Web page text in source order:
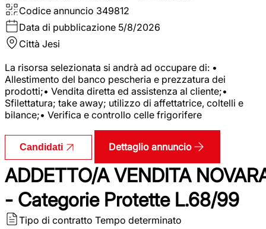
Codice annuncio 349812
Data di pubblicazione 5/8/2026
Città Jesi
La risorsa selezionata si andrà ad occupare di: •
Allestimento del banco pescheria e prezzatura dei
prodotti;• Vendita diretta ed assistenza al cliente;•
Sfilettatura; take away; utilizzo di affettatrice, coltelli e
bilance;• Verifica e controllo celle frigorifere
Candidati Dettaglio annuncio
ADDETTO/A VENDITA
- Categorie Protette L.68/99
Tipo di contratto Tempo determinato